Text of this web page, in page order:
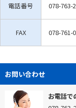
電話番号 078-763-
FAX 078-761-
お問い合わせ
お電話で